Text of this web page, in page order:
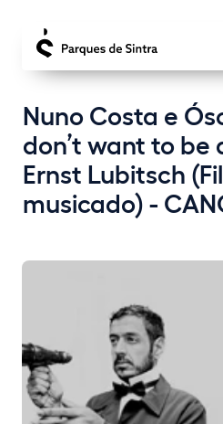
Nuno Costa e
don’t want to be
Ernst Lubitsch
musicado) -